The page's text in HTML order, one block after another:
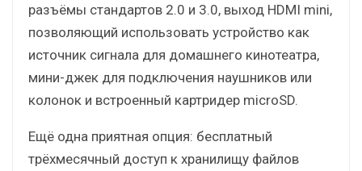
разъёмы стандартов 2.0 и 3.0, выход HDMI mini,
позволяющий использовать устройство как
источник сигнала для домашнего кинотеатра,
мини-джек для подключения наушников или
колонок и встроенный картридер microSD.
Ещё одна приятная опция: бесплатный
трёхмесячный доступ к хранилищу файлов